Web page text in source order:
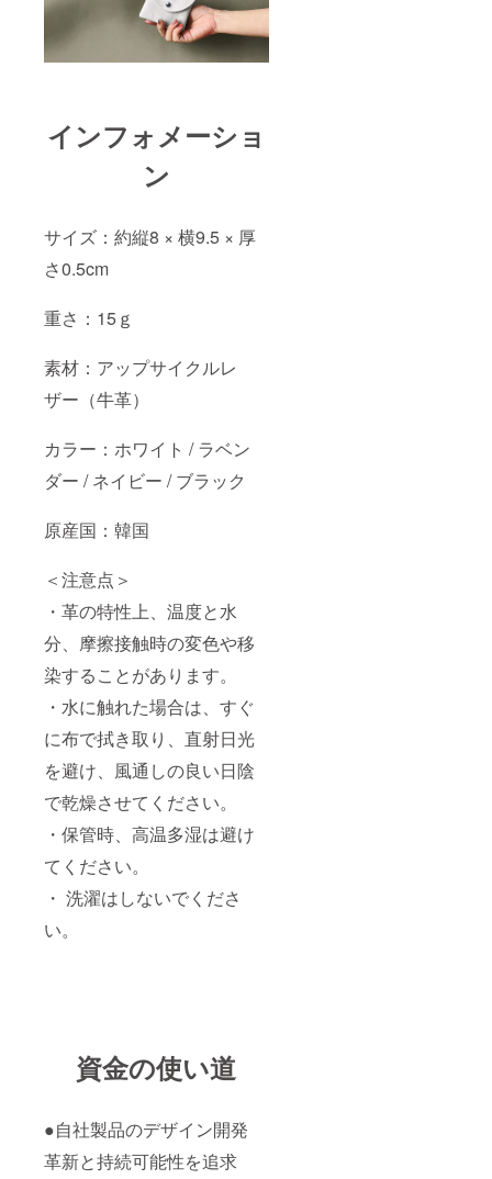
インフォメーショ
ン
サイズ：約縦8 × 横9.5 × 厚
さ0.5cm
重さ：15ｇ
素材：アップサイクルレ
ザー（牛革）
カラー：ホワイト / ラベン
ダー / ネイビー / ブラック
原産国：韓国
＜注意点＞
・革の特性上、温度と水
分、摩擦接触時の変色や移
染することがあります。
・水に触れた場合は、すぐ
に布で拭き取り、直射日光
を避け、風通しの良い日陰
で乾燥させてください。
・保管時、高温多湿は避け
てください。
・ 洗濯はしないでくださ
い。
資金の使い道
●自社製品のデザイン開発
革新と持続可能性を追求